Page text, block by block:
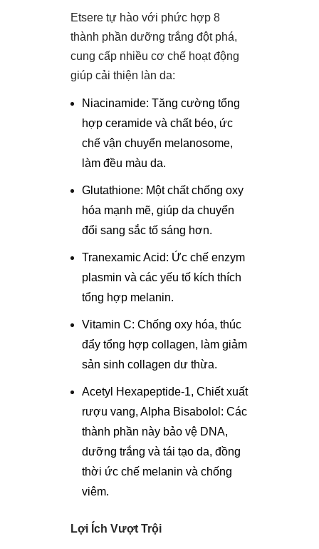
Etsere tự hào với phức hợp 8
thành phần dưỡng trắng đột phá,
cung cấp nhiều cơ chế hoạt động
giúp cải thiện làn da:
Niacinamide: Tăng cường tổng
hợp ceramide và chất béo, ức
chế vận chuyển melanosome,
làm đều màu da.
Glutathione: Một chất chống oxy
hóa mạnh mẽ, giúp da chuyển
đổi sang sắc tố sáng hơn.
Tranexamic Acid: Ức chế enzym
plasmin và các yếu tố kích thích
tổng hợp melanin.
Vitamin C: Chống oxy hóa, thúc
đẩy tổng hợp collagen, làm giảm
sản sinh collagen dư thừa.
Acetyl Hexapeptide-1, Chiết xuất
rượu vang, Alpha Bisabolol: Các
thành phần này bảo vệ DNA,
dưỡng trắng và tái tạo da, đồng
thời ức chế melanin và chống
viêm.
Lợi Ích Vượt Trội